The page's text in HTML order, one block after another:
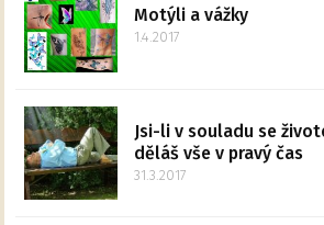
Motýli a vážky
1.4.2017
Jsi-li v souladu se
děláš vše v pravý čas
31.3.2017